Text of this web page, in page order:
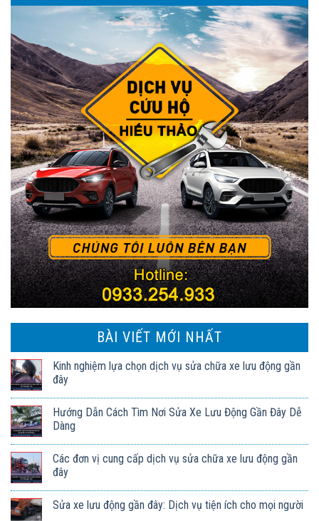
BÀI VIẾT MỚI NHẤT
Kinh nghiệm lựa chọn dịch vụ sửa chữa xe lưu động gần
đây
Hướng Dẫn Cách Tìm Nơi Sửa Xe Lưu Động Gần Đây Dễ
Dàng
Các đơn vị cung cấp dịch vụ sửa chữa xe lưu động gần
đây
Sửa xe lưu động gần đây: Dịch vụ tiện ích cho mọi người